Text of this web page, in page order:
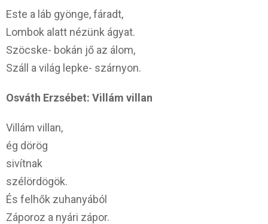
Este a láb gyönge, fáradt,
Lombok alatt nézünk ágyat.
Szöcske- bokán jő az álom,
Száll a világ lepke- szárnyon.
Osváth Erzsébet: Villám villan
Villám villan,
ég dörög
sivítnak
szélördögök.
És felhők zuhanyából
Záporoz a nyári zápor.